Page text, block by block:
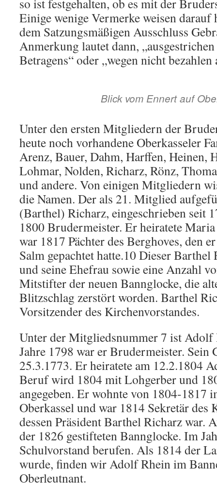
so ist festgehalten, ob es mit der
Einige wenige Vermerke weisen darauf
dem Satzungsmäßigen Ausschluss
Anmerkung lautet dann,
Betragens“ oder „wegen nicht bezahlen
Blick vom Ennert auf
Unter den ersten Mitgliedern der
heute noch vorhandene Oberkasseler
Arenz, Bauer, Dahm, Harffen, Heinen,
Lohmar, Nolden, Richarz, Rönz,
und andere. Von einigen Mitgliedern
die Namen. Der als 21. Mitglied
(Barthel) Richarz, eingeschrieben seit
1800 Brudermeister. Er heiratete
war 1817 Pächter des Berghoves, den
Salm gepachtet hatte.10 Dieser
und seine Ehefrau sowie eine Anzahl
Mitstifter der neuen Bannglocke, die
Blitzschlag zerstört worden. Barthel
Vorsitzender des Kirchenvorstandes.
Unter der Mitgliedsnummer 7 ist Adolf
Jahre 1798 war er Brudermeister. Sein
25.3.1773. Er heiratete am 12.2.1804
Beruf wird 1804 mit Lohgerber und
angegeben. Er wohnte von 1804-1817
Oberkassel und war 1814 Sekretär des
dessen Präsident Barthel Richarz war.
der 1826 gestifteten Bannglocke. Im
Schulvorstand berufen. Als 1814 der
wurde, finden wir Adolf Rhein im
Oberleutnant.